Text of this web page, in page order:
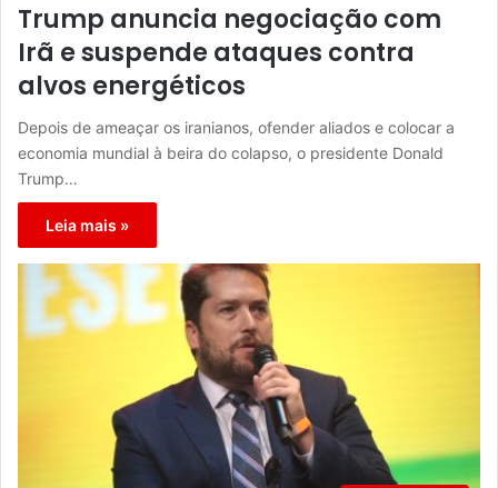
Trump anuncia negociação com
Irã e suspende ataques contra
alvos energéticos
Depois de ameaçar os iranianos, ofender aliados e colocar a
economia mundial à beira do colapso, o presidente Donald
Trump…
Leia mais »